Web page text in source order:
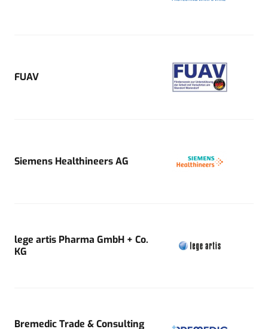
FUAV
Siemens Healthineers AG
lege artis Pharma GmbH + Co.
KG
Bremedic Trade & Consulting